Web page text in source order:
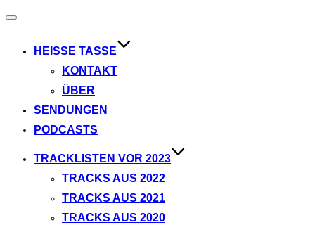
Navigation
HEISSE TASSE
KONTAKT
ÜBER
SENDUNGEN
PODCASTS
TRACKLISTEN VOR 2023
TRACKS AUS 2022
TRACKS AUS 2021
TRACKS AUS 2020